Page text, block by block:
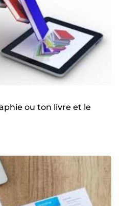
ou ton livre et le